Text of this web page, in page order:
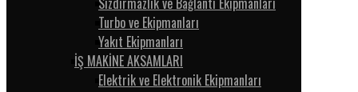
Turbo ve Ekipmanları
Yakıt Ekipmanları
İŞ MAKİNE AKSAMLARI
Elektrik ve Elektronik Ekipmanları